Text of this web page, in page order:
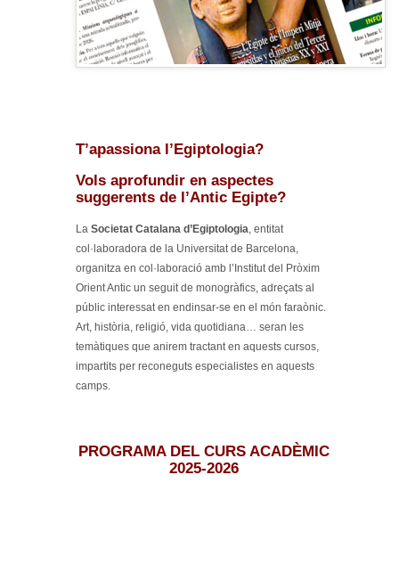
T’apassiona l’Egiptologia?
Vols aprofundir en aspectes
suggerents de l’Antic Egipte?
La Societat Catalana d’Egiptologia, entitat
col·laboradora de la Universitat de Barcelona,
organitza en col·laboració amb l’Institut del Pròxim
Orient Antic un seguit de monogràfics, adreçats al
públic interessat en endinsar-se en el món faraònic.
Art, història, religió, vida quotidiana… seran les
temàtiques que anirem tractant en aquests cursos,
impartits per reconeguts especialistes en aquests
camps.
PROGRAMA DEL CURS ACADÈMIC
2025-2026